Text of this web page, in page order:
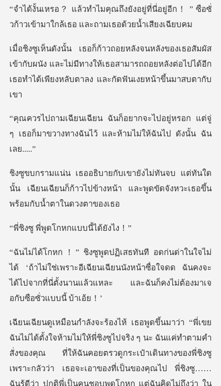
ู่ที่นี่อยู่อีก！ ” ซือซั่
วก้าวเข้าม
ัส
เข้ากับผนัง และไม่มีทางให้เธอสามารถถอยหลังต่อไปได้อี
ู่หรอก แต่จู่
ๆ เธอก็มาขวางทางฉันไว้ แ
ต่ทันใด
นั้น เฉียนเฉียนก็ก้าวไปข้างหน้า และพู
่พูดโกหกแบบน
ม่ใช่เพราะอีเฉียนเฉียนนังหน้าซื่อใจดด ฉันคงจะ
ได้ไปจากที่นี่ตั
ค่ทำตามคำ
สั่งของคุณ ที่ให้ฉันคอยตรวดูกระเป๋าเดินทางของพี่ชิงซู
เพราะกลัวว่า เธอจะเอาของที่เป็นของคุณไป พี่